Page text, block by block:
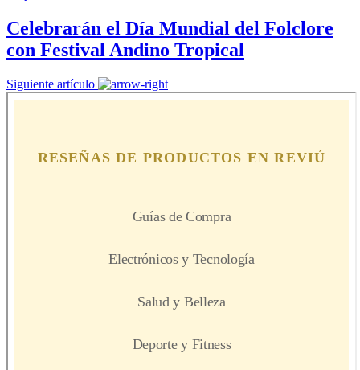
Celebrarán el Día Mundial del Folclore
con Festival Andino Tropical
Siguiente artículo